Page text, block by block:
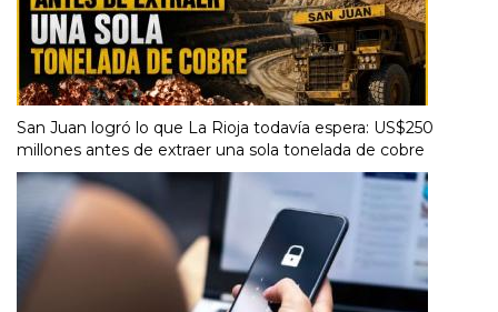
San Juan logró lo que La Rioja todavía espera: US$250
millones antes de extraer una sola tonelada de cobre